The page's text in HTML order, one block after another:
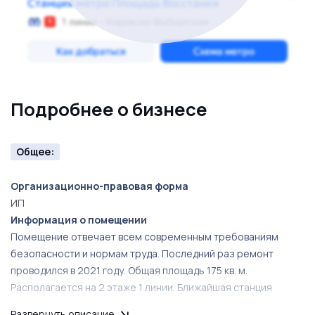
возможность увеличение выручки за счет введения
дополнительных услуг. Спрос на услуги кальянных
стабильно высок, а актуальность безусловна!
Подробнее о бизнесе
Общее:
Организационно-правовая форма
ИП
Информация о помещении
Помещение отвечает всем современным требованиям
безопасности и нормам труда. Последний раз ремонт
проводился в 2021 году. Общая площадь 175 кв. м.
Располагается на 2 этаже 1 линии. Ближайшая станция